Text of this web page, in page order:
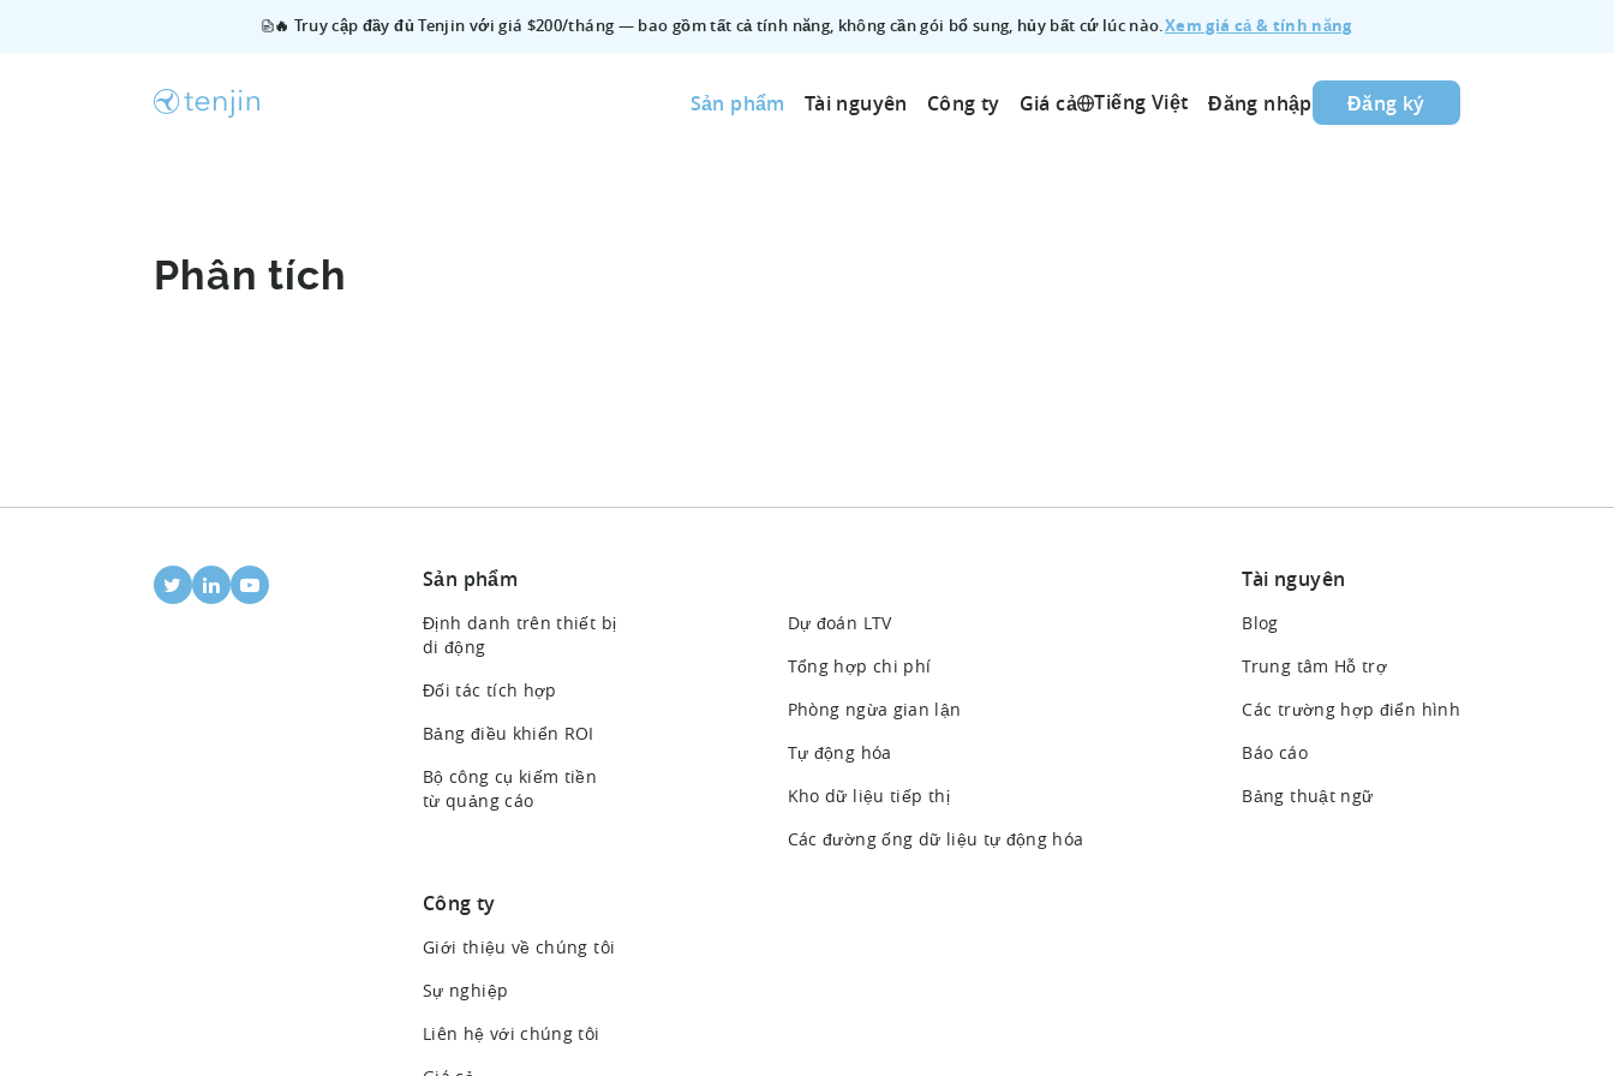
🔥 Truy cập đầy đủ Tenjin với giá $200/tháng — bao gồm tất cả tính năng, không cần gói bổ sung, hủy bất cứ lúc nào.Xem giá cả & tính năng
Sản phẩm Tài nguyên Công ty Giá cả Tiếng Việt Đăng nhập Đăng ký
Phân tích
Sản phẩm
Định danh trên thiết bị
di động
Đối tác tích hợp
Bảng điều khiển ROI
Bộ công cụ kiếm tiền
từ quảng cáo
Dự đoán LTV
Tổng hợp chi phí
Phòng ngừa gian lận
Tự động hóa
Kho dữ liệu tiếp thị
Các đường ống dữ liệu tự động hóa
Tài nguyên
Blog
Trung tâm Hỗ trợ
Các trường hợp điển hình
Báo cáo
Bảng thuật ngữ
Công ty
Giới thiệu về chúng tôi
Sự nghiệp
Liên hệ với chúng tôi